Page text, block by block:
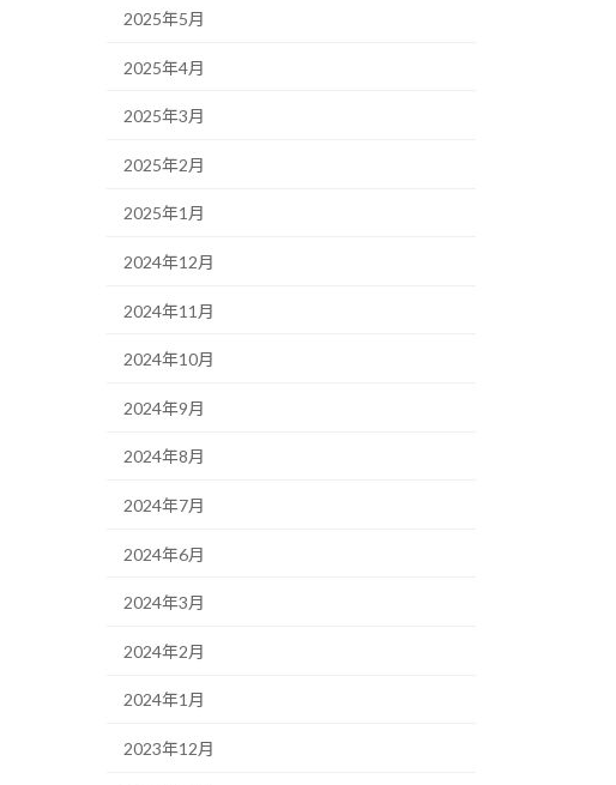
2025年5月
2025年4月
2025年3月
2025年2月
2025年1月
2024年12月
2024年11月
2024年10月
2024年9月
2024年8月
2024年7月
2024年6月
2024年3月
2024年2月
2024年1月
2023年12月